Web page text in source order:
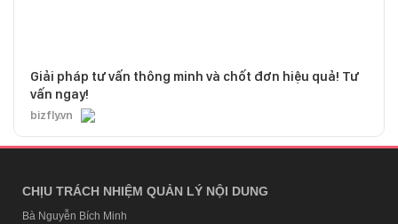
Giải pháp tư vấn thông minh và chốt đơn hiệu quả! Tư
vấn ngay!
bizfly.vn
CHỊU TRÁCH NHIỆM QUẢN LÝ NỘI DUNG
Bà Nguyễn Bích Minh